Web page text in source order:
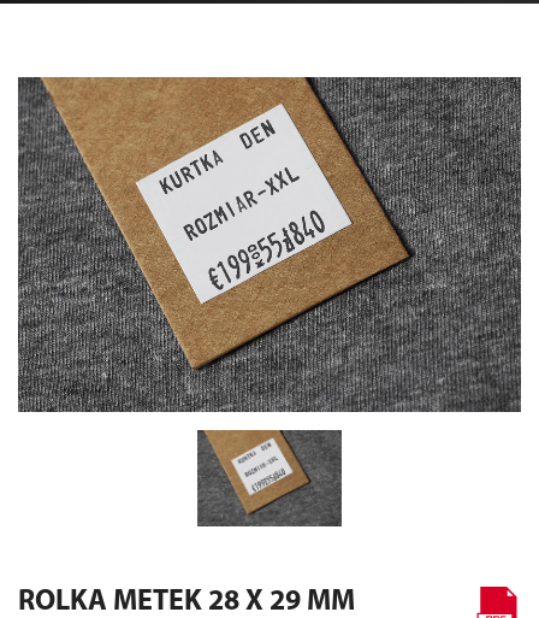
ROLKA METEK 28 X 29 MM